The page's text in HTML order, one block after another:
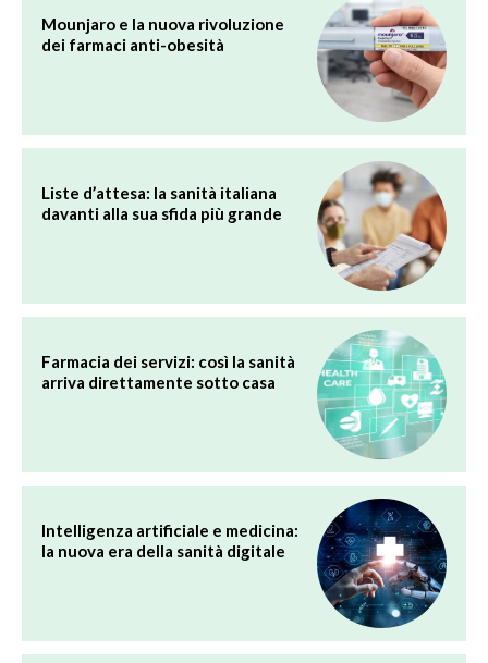
Mounjaro e la nuova rivoluzione
dei farmaci anti-obesità
Liste d’attesa: la sanità italiana
davanti alla sua sfida più grande
Farmacia dei servizi: così la sanità
arriva direttamente sotto casa
Intelligenza artificiale e medicina:
la nuova era della sanità digitale